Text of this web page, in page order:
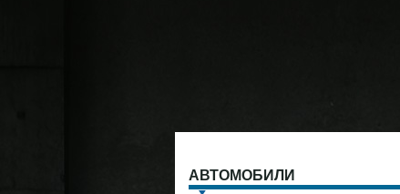
АВТОМОБИЛИ